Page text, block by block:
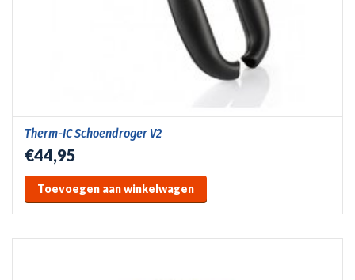
Therm-IC Schoendroger V2
€44,95
Toevoegen aan winkelwagen